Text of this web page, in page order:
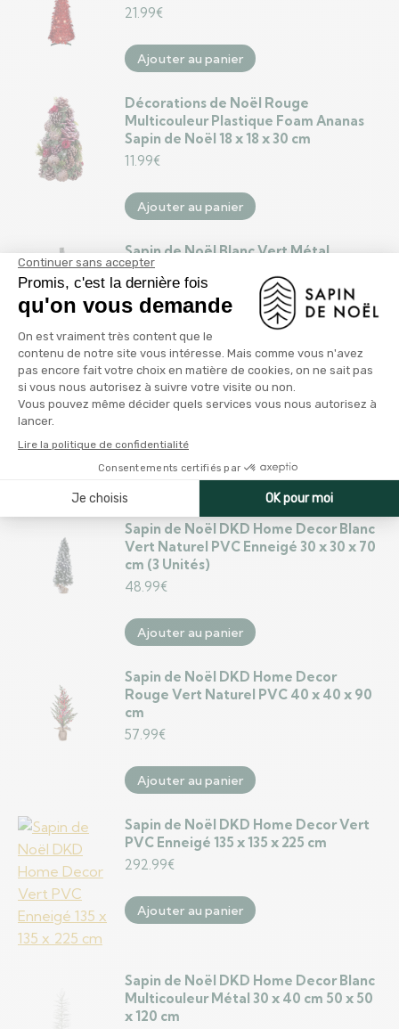
21.99€
Ajouter au panier
Décorations de Noël Rouge
Multicouleur Plastique Foam Ananas
Sapin de Noël 18 x 18 x 30 cm
11.99€
Ajouter au panier
Sapin de Noël Blanc Vert Métal
Plastique 100 x 210 cm
100.17€
Ajouter au panier
Figurine Décorative Lumière LED
Sapin de Noël Vert Bois Plastique 11 x
35 x 11 cm (12 Unités)
58.94€
Ajouter au panier
Sapin de Noël DKD Home Decor Blanc
Vert Naturel PVC Enneigé 30 x 30 x 70
cm (3 Unités)
48.99€
Ajouter au panier
Sapin de Noël DKD Home Decor
Rouge Vert Naturel PVC 40 x 40 x 90
cm
57.99€
Ajouter au panier
Sapin de Noël DKD Home Decor Vert
PVC Enneigé 135 x 135 x 225 cm
292.99€
Ajouter au panier
Sapin de Noël DKD Home Decor Blanc
Multicouleur Métal 30 x 40 cm 50 x 50
x 120 cm